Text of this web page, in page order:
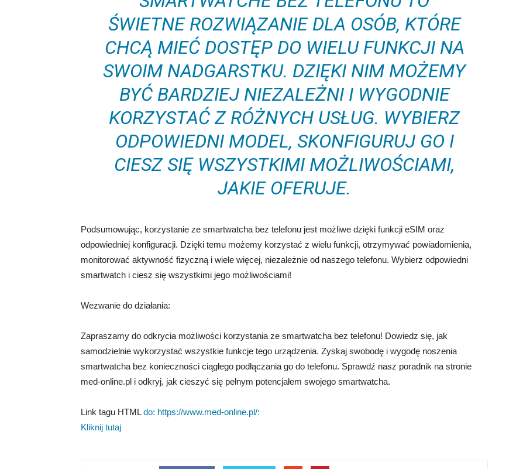
ŚWIETNE ROZWIĄZANIE DLA OSÓB, KTÓRE
CHCĄ MIEĆ DOSTĘP DO WIELU FUNKCJI NA
SWOIM NADGARSTKU. DZIĘKI NIM MOŻEMY
BYĆ BARDZIEJ NIEZALEŻNI I WYGODNIE
KORZYSTAĆ Z RÓŻNYCH USŁUG. WYBIERZ
ODPOWIEDNI MODEL, SKONFIGURUJ GO I
CIESZ SIĘ WSZYSTKIMI MOŻLIWOŚCIAMI,
JAKIE OFERUJE.
Podsumowując, korzystanie ze smartwatcha bez telefonu jest możliwe dzięki funkcji eSIM oraz
odpowiedniej konfiguracji. Dzięki temu możemy korzystać z wielu funkcji, otrzymywać powiadomienia,
monitorować aktywność fizyczną i wiele więcej, niezależnie od naszego telefonu. Wybierz odpowiedni
smartwatch i ciesz się wszystkimi jego możliwościami!
Wezwanie do działania:
Zapraszamy do odkrycia możliwości korzystania ze smartwatcha bez telefonu! Dowiedz się, jak
samodzielnie wykorzystać wszystkie funkcje tego urządzenia. Zyskaj swobodę i wygodę noszenia
smartwatcha bez konieczności ciągłego podłączania go do telefonu. Sprawdź nasz poradnik na stronie
med-online.pl i odkryj, jak cieszyć się pełnym potencjałem swojego smartwatcha.
Link tagu HTMLdo: https://www.med-online.pl/:
Kliknij tutaj